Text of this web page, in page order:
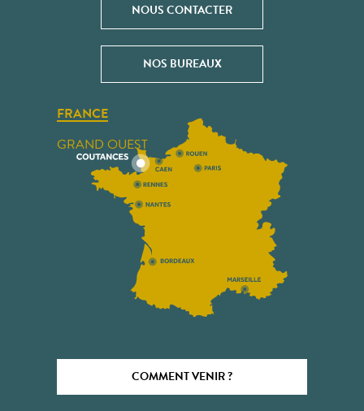
NOUS CONTACTER
NOS BUREAUX
FRANCE
GRAND OUEST
COMMENT VENIR ?